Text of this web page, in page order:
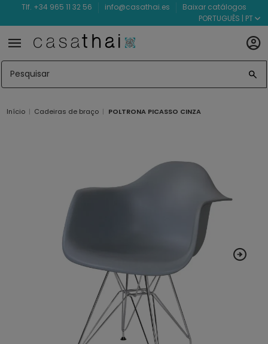
Tlf. +34 965 11 32 56 info@casathai.es
Baixar catálogos
PORTUGUÊS | PT
Início Cadeiras de braço POLTRONA PICASSO CINZA